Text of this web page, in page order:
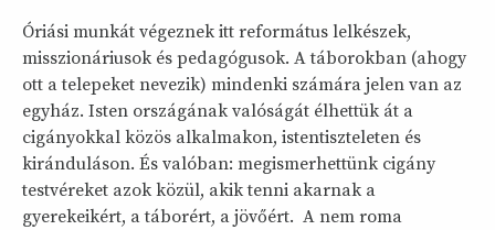
Óriási munkát végeznek itt református lelkészek,
misszionáriusok és pedagógusok. A táborokban (ahogy
ott a telepeket nevezik) mindenki számára jelen van az
egyház. Isten országának valóságát élhettük át a
cigányokkal közös alkalmakon, istentiszteleten és
kiránduláson. És valóban: megismerhettünk cigány
testvéreket azok közül, akik tenni akarnak a
gyerekeikért, a táborért, a jövőért. A nem roma